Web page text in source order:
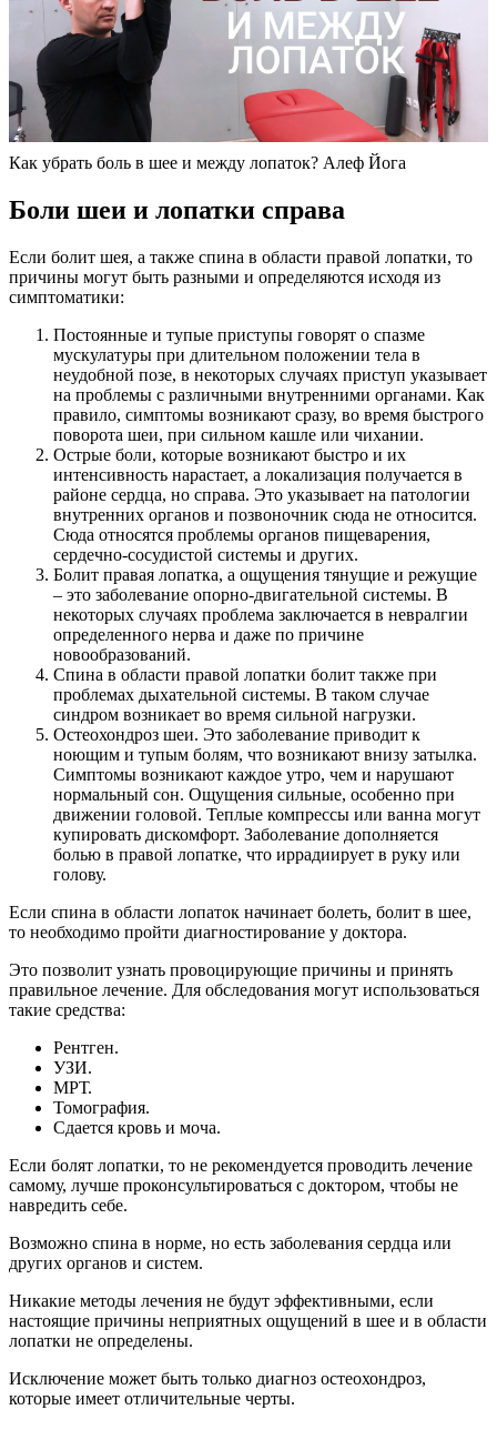
Как убрать боль в шее и между лопаток? Алеф Йога
Боли шеи и лопатки справа
Если болит шея, а также спина в области правой лопатки, то
причины могут быть разными и определяются исходя из
симптоматики:
Постоянные и тупые приступы говорят о спазме
мускулатуры при длительном положении тела в
неудобной позе, в некоторых случаях приступ указывает
на проблемы с различными внутренними органами. Как
правило, симптомы возникают сразу, во время быстрого
поворота шеи, при сильном кашле или чихании.
Острые боли, которые возникают быстро и их
интенсивность нарастает, а локализация получается в
районе сердца, но справа. Это указывает на патологии
внутренних органов и позвоночник сюда не относится.
Сюда относятся проблемы органов пищеварения,
сердечно-сосудистой системы и других.
Болит правая лопатка, а ощущения тянущие и режущие
– это заболевание опорно-двигательной системы. В
некоторых случаях проблема заключается в невралгии
определенного нерва и даже по причине
новообразований.
Спина в области правой лопатки болит также при
проблемах дыхательной системы. В таком случае
синдром возникает во время сильной нагрузки.
Остеохондроз шеи. Это заболевание приводит к
ноющим и тупым болям, что возникают внизу затылка.
Симптомы возникают каждое утро, чем и нарушают
нормальный сон. Ощущения сильные, особенно при
движении головой. Теплые компрессы или ванна могут
купировать дискомфорт. Заболевание дополняется
болью в правой лопатке, что иррадиирует в руку или
голову.
Если спина в области лопаток начинает болеть, болит в шее,
то необходимо пройти диагностирование у доктора.
Это позволит узнать провоцирующие причины и принять
правильное лечение. Для обследования могут использоваться
такие средства:
Рентген.
УЗИ.
МРТ.
Томография.
Сдается кровь и моча.
Если болят лопатки, то не рекомендуется проводить лечение
самому, лучше проконсультироваться с доктором, чтобы не
навредить себе.
Возможно спина в норме, но есть заболевания сердца или
других органов и систем.
Никакие методы лечения не будут эффективными, если
настоящие причины неприятных ощущений в шее и в области
лопатки не определены.
Исключение может быть только диагноз остеохондроз,
которые имеет отличительные черты.